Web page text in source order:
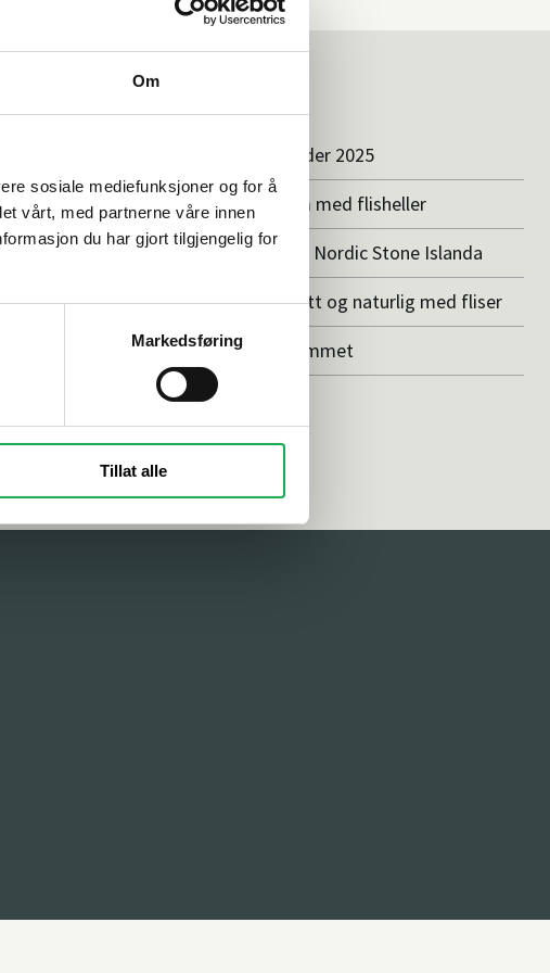
Om
sosiale mediefunksjoner og for å
vårt, med partnerne våre innen
du har gjort tilgjengelig for
Markedsføring
Tillat alle
du innreder
flis på flis
av dusj
Baderomstrender 2025
Drømmeatrium med flisheller
Våre favoritter: Nordic Stone Islanda
Vedlikeholdsfritt og naturlig med fliser
Stilen på uterommet